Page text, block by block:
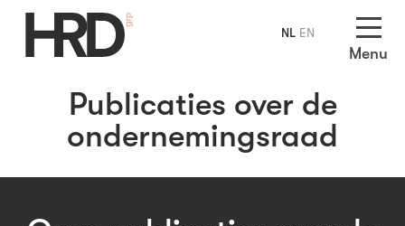
Menu
Publicaties over de
ondernemingsraad
NL EN